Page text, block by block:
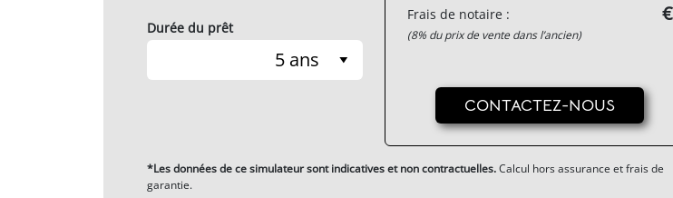
Durée du prêt
5 ans
Frais de notaire : €
(8% du prix de vente dans l’ancien)
CONTACTEZ-NOUS
*Les données de ce simulateur sont indicatives et non contractuelles.Calcul hors assurance et frais de
garantie.